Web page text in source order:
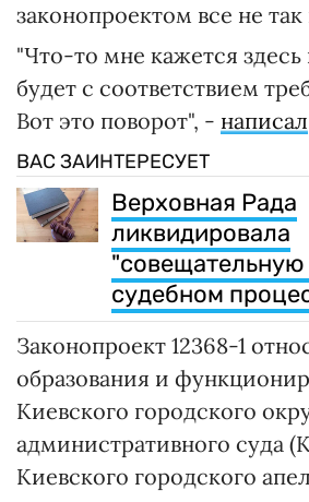
законопроектом все не так
"Что-то мне кажется
будет с соответствием
Вот это поворот", - написал
ВАС ЗАИНТЕРЕСУЕТ
Верховная Рада
ликвидировала
"совещательную
судебном
Законопроект 12368-1
образования и
Киевского городского
административного суда
Киевского городского